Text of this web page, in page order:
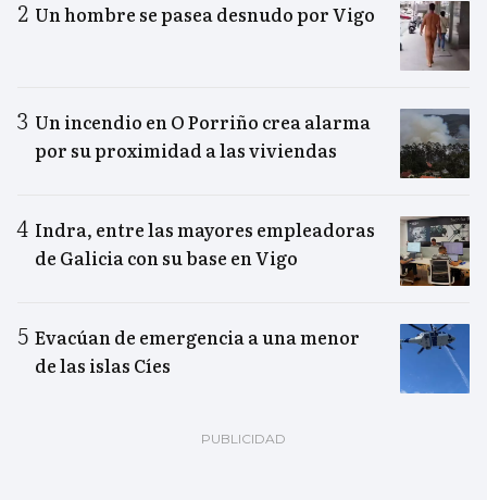
Un hombre se pasea desnudo por Vigo
Un incendio en O Porriño crea alarma
por su proximidad a las viviendas
Indra, entre las mayores empleadoras
de Galicia con su base en Vigo
Evacúan de emergencia a una menor
de las islas Cíes